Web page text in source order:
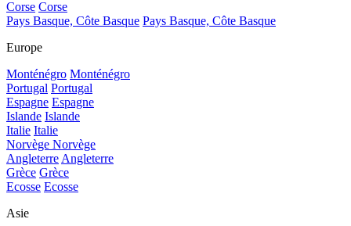
Corse Corse
Pays Basque, Côte Basque Pays Basque, Côte Basque
Europe
Monténégro Monténégro
Portugal Portugal
Espagne Espagne
Islande Islande
Italie Italie
Norvège Norvège
AngleterreAngleterre
Grèce Grèce
Ecosse Ecosse
Asie